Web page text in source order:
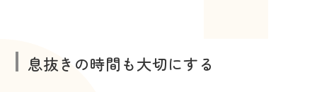
息抜きの時間も大切にする